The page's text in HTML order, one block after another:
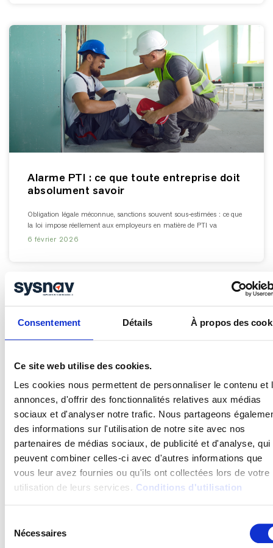
Consentement Détails À propos des
Ce site web utilise des cookies.
Les cookies nous permettent de personnaliser le contenu et
annonces, d'offrir des fonctionnalités relatives aux médias
sociaux et d'analyser notre trafic. Nous partageons
des informations sur l'utilisation de notre site avec nos
partenaires de médias sociaux, de publicité et d'analyse, qui
peuvent combiner celles-ci avec d'autres informations que
vous leur avez fournies ou qu'ils ont collectées lors de votre
utilisation de leurs services. Conditions d'utilisation
Nécessaires
Alarme PTI : ce que toute entreprise doit
absolument savoir
Obligation légale méconnue, sanctions souvent sous-estimées : ce que
la loi impose réellement aux employeurs en matière de PTI va
6 février 2026
Le bracelet PTI : tout ce qu’il faut savoir
Discret, confortable, pensé pour les métiers où les mains ne sont
jamais libres. Le bracelet PTI s’impose dans certains contextes
3 février 2026